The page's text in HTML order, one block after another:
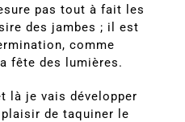
pas tout à fait les
des jambes ; il est
comme
fête des lumières.
là je vais développer
de taquiner le